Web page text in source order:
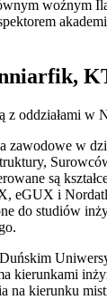
woźnym
z oddziałami w
zawodowe w
są
eGUX i
do studiów
kierunkami
na kierunku